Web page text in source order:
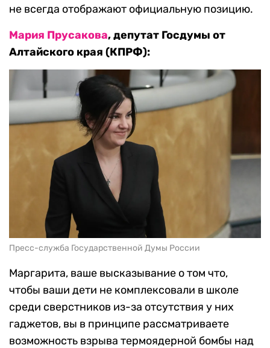
не всегда отображают официальную позицию.
Мария Прусакова, депутат Госдумы от
Алтайского края (КПРФ):
Пресс-служба Государственной Думы России
Маргарита, ваше высказывание о том что,
чтобы ваши дети не комплексовали в школе
среди сверстников из-за отсутствия у них
гаджетов, вы в принципе рассматриваете
возможность взрыва термоядерной бомбы над